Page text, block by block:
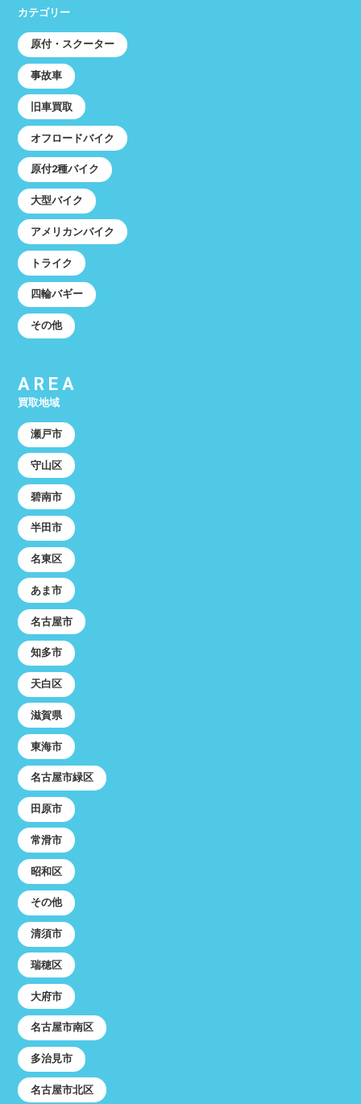
カテゴリー
原付・スクーター
事故車
旧車買取
オフロードバイク
原付2種バイク
大型バイク
アメリカンバイク
トライク
四輪バギー
その他
AREA
買取地域
瀬戸市
守山区
碧南市
半田市
名東区
あま市
名古屋市
知多市
天白区
滋賀県
東海市
名古屋市緑区
田原市
常滑市
昭和区
その他
清須市
瑞穂区
大府市
名古屋市南区
多治見市
名古屋市北区